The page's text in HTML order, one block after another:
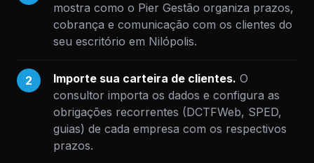
mostra como o Pier Gestão organiza prazos,
cobrança e comunicação com os clientes do
seu escritório em Nilópolis.
2 Importe sua carteira de clientes. O
consultor importa os dados e configura as
obrigações recorrentes (DCTFWeb, SPED,
guias) de cada empresa com os respectivos
prazos.